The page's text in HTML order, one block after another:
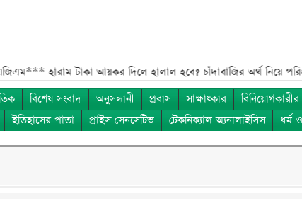
টাকা আয়কর দিলে হালাল হবে? চাঁদাবাজির অর্থ নিয়ে পরিষ্কার
বিশেষ সংবাদ অনুসন্ধানী প্রবাস সাক্ষাৎকার
ইতিহাসের পাতা প্রাইস সেনসেটিভ টেকনিক্যাল অ্যনালাইসিস ধর্ম